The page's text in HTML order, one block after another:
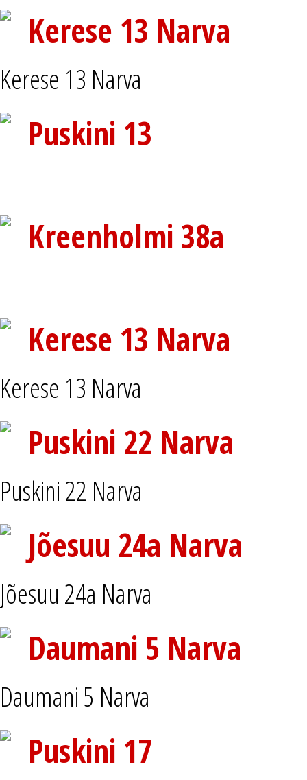
Kerese 13 Narva
Kerese 13 Narva
Puskini 13
Kreenholmi 38a
Kerese 13 Narva
Kerese 13 Narva
Puskini 22 Narva
Puskini 22 Narva
Jõesuu 24a Narva
Jõesuu 24a Narva
Daumani 5 Narva
Daumani 5 Narva
Puskini 17